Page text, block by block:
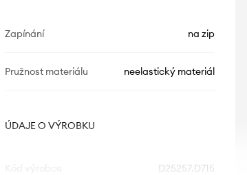
Zapínání na zip
Pružnost materiálu neelastický materiál
ÚDAJE O VÝROBKU
D25257.D715